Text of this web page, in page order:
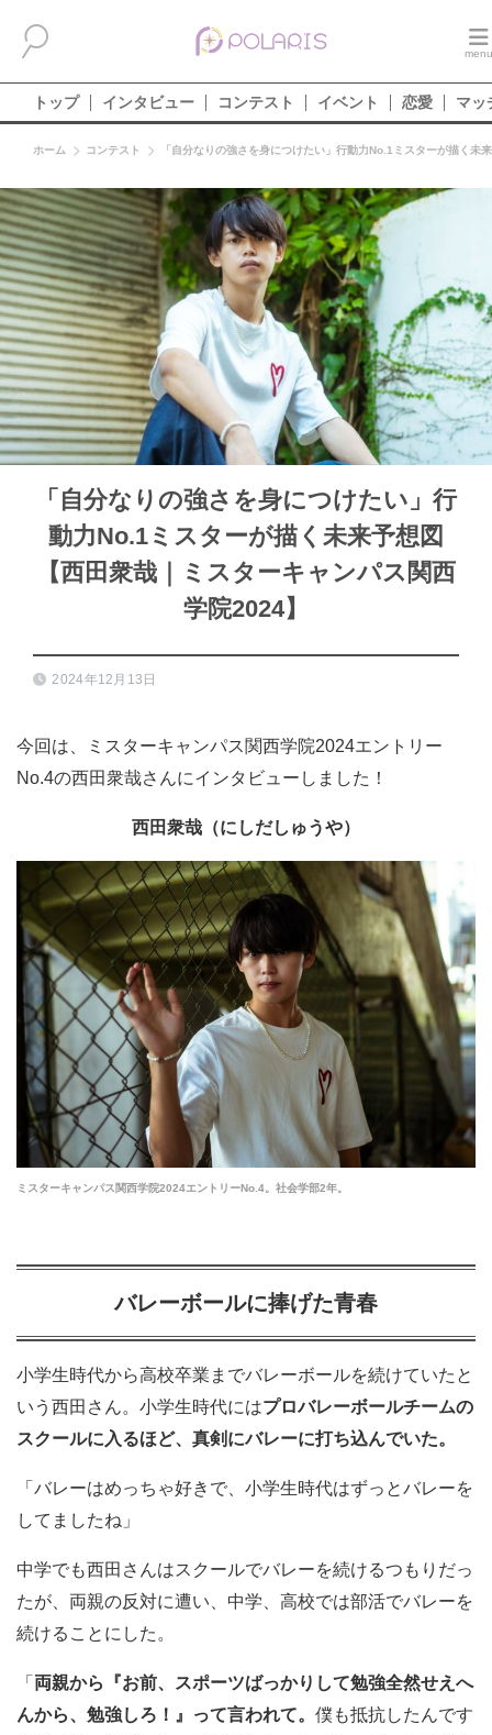
トップ インタビュー コンテスト イベント 恋愛 マッ
ホーム コンテスト 「自分なりの強さを身につけたい」行動力No.1ミスターが描く
「自分なりの強さを身につけたい」行
動力No.1ミスターが描く未来予想図
【西田衆哉｜ミスターキャンパス関西
学院2024】
2024年12月13日
今回は、ミスターキャンパス関西学院2024エントリー
No.4の西田衆哉さんにインタビューしました！
西田衆哉（にしだしゅうや）
ミスターキャンパス関西学院2024エントリーNo.4。社会学部2年。
バレーボールに捧げた青春
小学生時代から高校卒業までバレーボールを続けていたと
いう西田さん。小学生時代にはプロバレーボールチームの
スクールに入るほど、真剣にバレーに打ち込んでいた。
「バレーはめっちゃ好きで、小学生時代はずっとバレーを
してましたね」
中学でも西田さんはスクールでバレーを続けるつもりだっ
たが、両親の反対に遭い、中学、高校では部活でバレーを
続けることにした。
「 両親から『お前、スポーツばっかりして勉強全然せえへ
んから、勉強しろ！』って言われて。 僕も抵抗したんです